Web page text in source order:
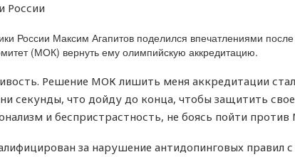
России
России Максим Агапитов поделился впечатлениями
(МОК) вернуть ему олимпийскую аккредитацию.
Решение МОК лишить меня аккредитации
секунды, что дойду до конца, чтобы защитить
и беспристрастность, не боясь пойти
за нарушение антидопинговых правил